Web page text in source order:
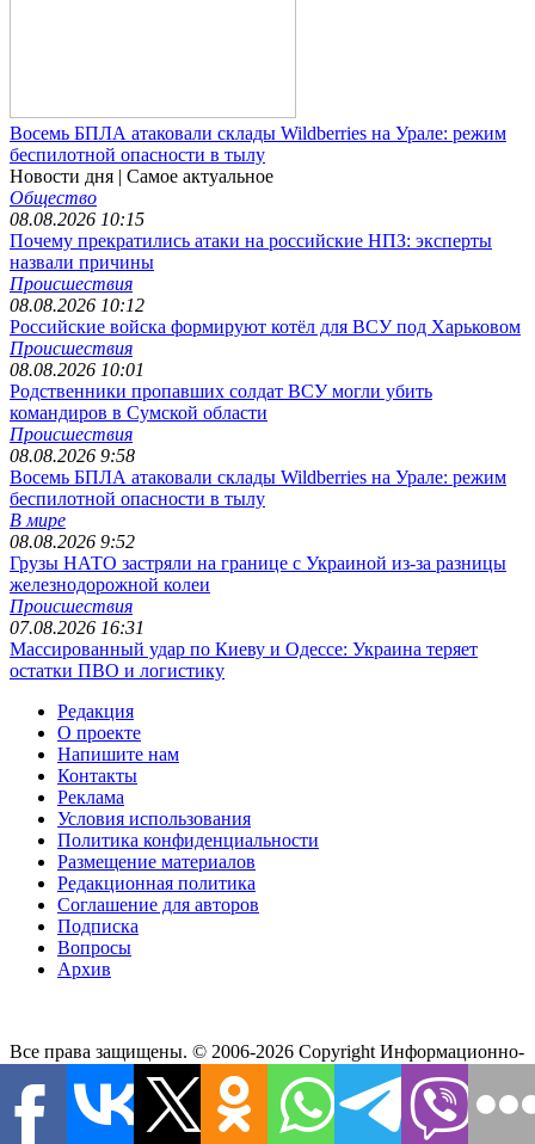
Восемь БПЛА атаковали склады Wildberries на Урале: режим
беспилотной опасности в тылу
Новости дня | Самое актуальное
Общество
08.08.2026 10:15
Почему прекратились атаки на российские НПЗ: эксперты
назвали причины
Происшествия
08.08.2026 10:12
Российские войска формируют котёл для ВСУ под Харьковом
Происшествия
08.08.2026 10:01
Родственники пропавших солдат ВСУ могли убить
командиров в Сумской области
Происшествия
08.08.2026 9:58
Восемь БПЛА атаковали склады Wildberries на Урале: режим
беспилотной опасности в тылу
В мире
08.08.2026 9:52
Грузы НАТО застряли на границе с Украиной из-за разницы
железнодорожной колеи
Происшествия
07.08.2026 16:31
Массированный удар по Киеву и Одессе: Украина теряет
остатки ПВО и логистику
Редакция
О проекте
Напишите нам
Контакты
Реклама
Условия использования
Политика конфиденциальности
Размещение материалов
Редакционная политика
Соглашение для авторов
Подписка
Вопросы
Архив
Все права защищены. © 2006-2026 Copyright Информационно-
аналитический портал 1RRE.
Использование информации разрешено при наличии
активной гиперссылки на сайт. Редакция не несет
ответственности за достоверность информации,